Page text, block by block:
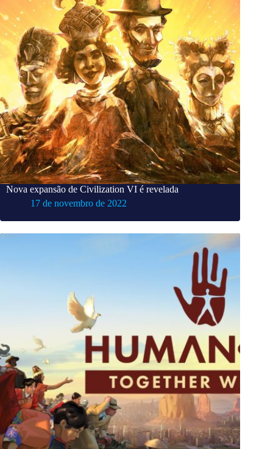
Nova expansão de Civilization VI é revelada
17 de novembro de 2022